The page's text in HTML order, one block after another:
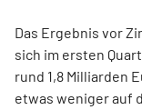
Das Ergebnis vor
sich im ersten
rund 1,8 Milliarden
etwas weniger auf